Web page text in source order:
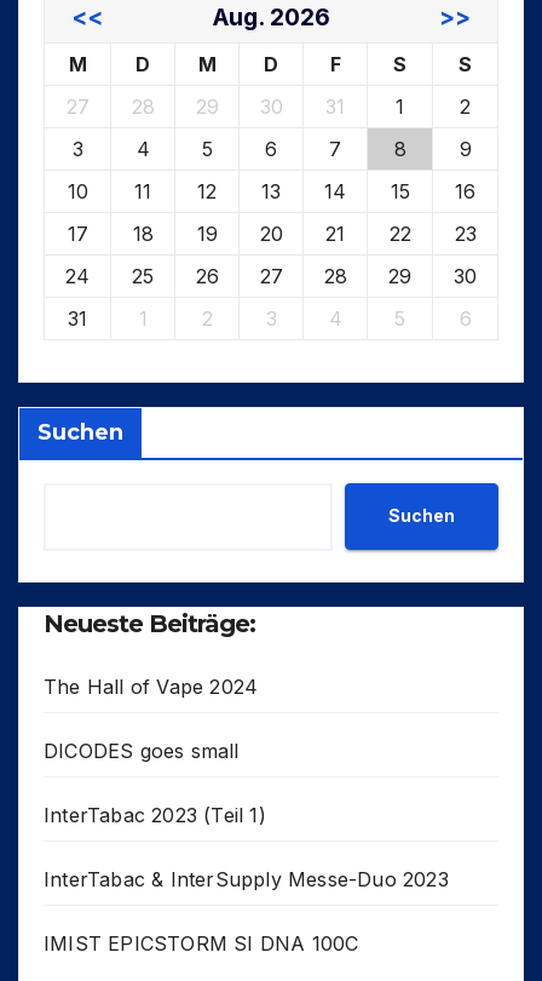
<< Aug. 2026 >>
M D M D F S
S
27
28 29 30 31 1
2
3
4 5 6 7 8
9
10
11 12 13 14 15
16
17
18 19 20 21 22
23
24
25 26 27 28 29
30
31
1 2 3 4 5 6
Suchen
Suchen
Neueste Beiträge:
The Hall of Vape 2024
DICODES goes small
InterTabac 2023 (Teil 1)
InterTabac & InterSupply Messe-Duo 2023
IMIST EPICSTORM SI DNA 100C